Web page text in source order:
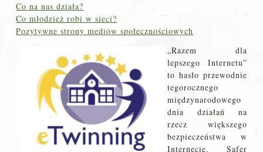
Co na nas działa?
Co młodzież robi w sieci?
Pozytywne strony mediów społecznościowych
„Razem dla
lepszego Internetu”
to hasło przewodnie
tegorocznego
międzynarodowego
dnia działań na
rzecz większego
bezpieczeństwa w
Internecie. Safer